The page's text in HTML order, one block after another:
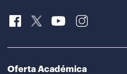
Oferta Académica